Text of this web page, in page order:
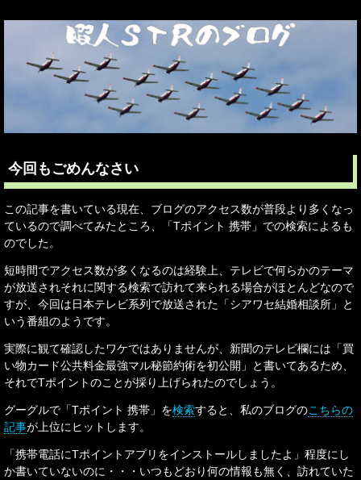
今回もごめんなさい
この記事を書いている現在、ブログのアクセス数が普段より多くなっ
ているので調べてみたところ、「Tポイント 携帯」での検索によるも
のでした。
短時間でアクセス数が多くなるのは経験上、テレビで何らかのテーマ
が放送されそれに関する検索で訪れて来られる場合がほとんどなので
すが、今回は日本テレビ系列で放送された「シアワセ結婚相談所」と
いう番組のようです。
実際に観て確認したワケではありませんが、新聞のテレビ欄には「買
い物カード公共料金最強マル秘節約術を初公開」と書いてあるため、
それでTポイントのことが採り上げられたのでしょう。
グーグルで「Tポイント 携帯」を検索すると、私のブログのこちらの
記事が上位にヒットします。
「携帯電話にTポイントアプリをインストールしましたよ」程度にし
か書いていないのに・・・いつもどおり何の情報も無く、訪れていた